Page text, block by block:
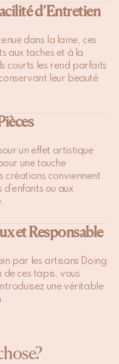
d’Entretien
dans la laine, ces
aux taches et à la
courts les rend parfaits
leur beauté
un effet artistique
une touche
créations conviennent
ou aux
et Responsable
par les artisans Doing
de ces tapis, vous
une véritable